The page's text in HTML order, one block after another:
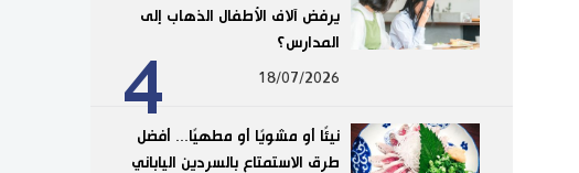
4
يرفض آلاف الأطفال الذهاب إلى
المدارس؟
18/07/2026
نيئًا أو مشويًا أو مطهيًا... أفضل
طرق الاستمتاع بالسردين الياباني